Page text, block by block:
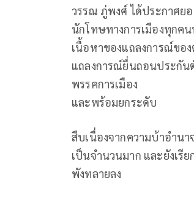
วรรณ ภู่พงศ์ ได้ประกาศย
นักโทษทางการเมืองทุกค
เนื้อหาของแถลงการณ์ขอ
แถลงการณ์ยื่นถอนประกัน
พรรคการเมือง
และพร้อมยกระดับ
สืบเนื่องจากความบ้าอำน
เป็นจำนวนมาก และยังเรี
พังทลายลง